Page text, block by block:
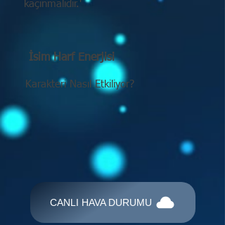
kaçınmalıdır.'
İsim Harf Enerjisi
Karakteri Nasıl Etkiliyor?
CANLI HAVA DURUMU